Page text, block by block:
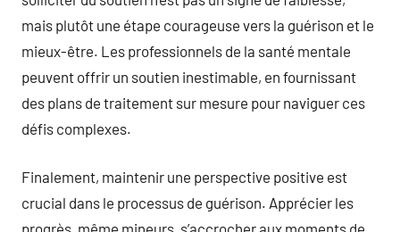
mais plutôt une étape courageuse vers la guérison et le
mieux-être. Les professionnels de la santé mentale
peuvent offrir un soutien inestimable, en fournissant
des plans de traitement sur mesure pour naviguer ces
défis complexes.
Finalement, maintenir une perspective positive est
crucial dans le processus de guérison. Apprécier les
progrès, même mineurs, s’accrocher aux moments de